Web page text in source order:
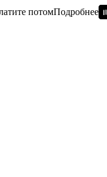
потомПодробнее